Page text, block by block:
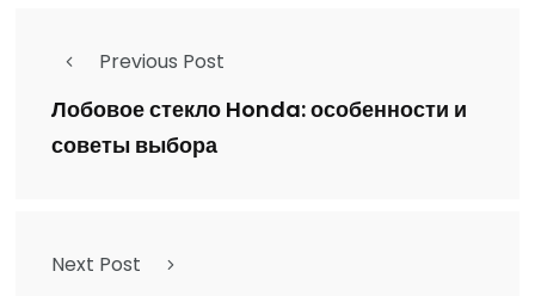
Previous Post
Лобовое стекло Honda: особенности и
советы выбора
Next Post